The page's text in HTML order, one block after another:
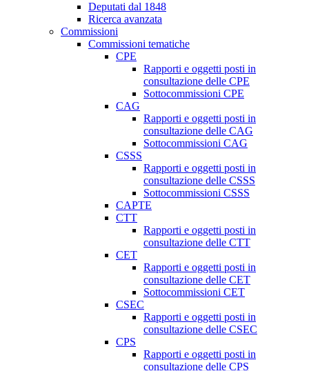
Deputati dal 1848
Ricerca avanzata
Commissioni
Commissioni tematiche
CPE
Rapporti e oggetti posti in
consultazione delle CPE
Sottocommissioni CPE
CAG
Rapporti e oggetti posti in
consultazione delle CAG
Sottocommissioni CAG
CSSS
Rapporti e oggetti posti in
consultazione delle CSSS
Sottocommissioni CSSS
CAPTE
CTT
Rapporti e oggetti posti in
consultazione delle CTT
CET
Rapporti e oggetti posti in
consultazione delle CET
Sottocommissioni CET
CSEC
Rapporti e oggetti posti in
consultazione delle CSEC
CPS
Rapporti e oggetti posti in
consultazione delle CPS